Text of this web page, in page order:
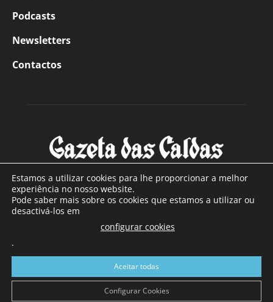
Podcasts
Newsletters
Contactos
SOBRE NÓS
Com sede nas Caldas da Rainha e mais de 90 anos de
a sul de distrito de Leiria, com mais de 40.000 leitores por
toda a região Oeste. Jornal com distribuição em Portugal
Continental e assinatura online.
Estamos a utilizar cookies para lhe proporcionar a melhor
experiência no nosso website.
Pode saber mais sobre os cookies que estamos a utilizar ou
desactivá-los em
configurar cookies
.
Aceitar todas
Configurar Cookies